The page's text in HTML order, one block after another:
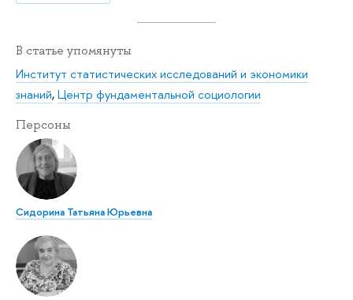
В статье упомянуты
Институт статистических исследований и экономики
знаний,Центр фундаментальной социологии
Персоны
Сидорина Татьяна Юрьевна